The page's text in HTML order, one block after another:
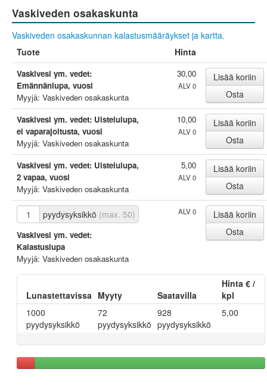
Vaskiveden osakaskunta
Vaskiveden osakaskunnan kalastusmääräykset ja kartta.
Tuote
Hinta
Vaskivesi ym. vedet:
Emännänlupa, vuosi
Myyjä: Vaskiveden osakaskunta
30,00
ALV 0
Vaskivesi ym. vedet: Uistelulupa,
ei vaparajoitusta, vuosi
Myyjä: Vaskiveden osakaskunta
10,00
ALV 0
Vaskivesi ym. vedet: Uistelulupa,
2 vapaa, vuosi
Myyjä: Vaskiveden osakaskunta
5,00
ALV 0
pyydysyksikkö (max. 50)
Vaskivesi ym. vedet:
Kalastuslupa
Myyjä: Vaskiveden osakaskunta
ALV 0
Lunastettavissa Myyty Saatavilla
Hinta € /
kpl
1000
pyydysyksikkö
72
pyydysyksikkö
928
pyydysyksikkö
5,00